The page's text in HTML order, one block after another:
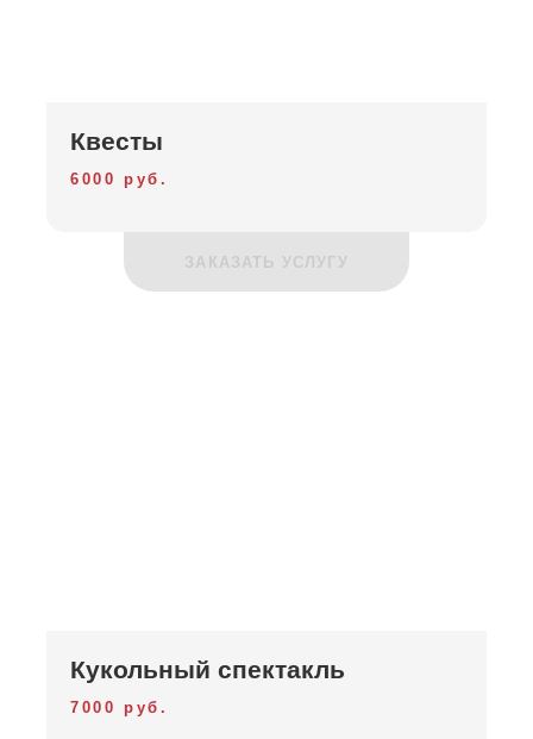
Квесты
6000 руб.
ЗАКАЗАТЬ УСЛУГУ
Кукольный спектакль
7000 руб.